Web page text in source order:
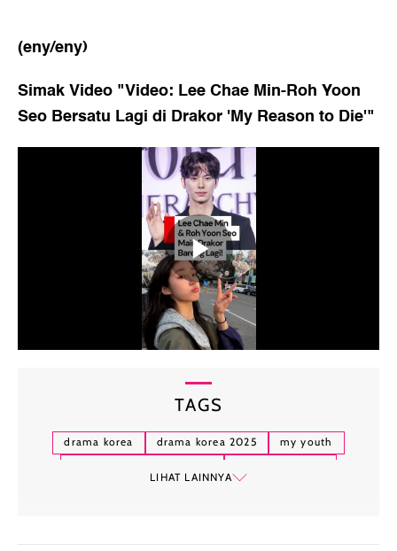
(eny/eny)
Simak Video "Video: Lee Chae Min-Roh Yoon
Seo Bersatu Lagi di Drakor 'My Reason to Die'"
TAGS
drama korea drama korea 2025
my youth
LIHAT LAINNYA